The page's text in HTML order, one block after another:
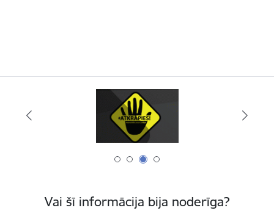
Vai šī informācija bija noderīga?